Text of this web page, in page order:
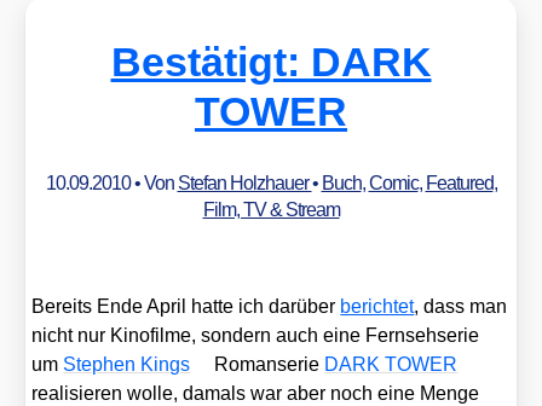
Bestätigt: DARK
TOWER
10.09.2010• Von Stefan Holzhauer• Buch,Comic, Featured,
Film, TV & Stream
Bereits Ende April hat­te ich dar­über berich­tet, dass man
nicht nur Kino­fil­me, son­dern auch eine Fern­seh­se­rie
um Ste­phen Kings Roman­se­rie DARK TOWER
rea­li­sie­ren wol­le, damals war aber noch eine Men­ge